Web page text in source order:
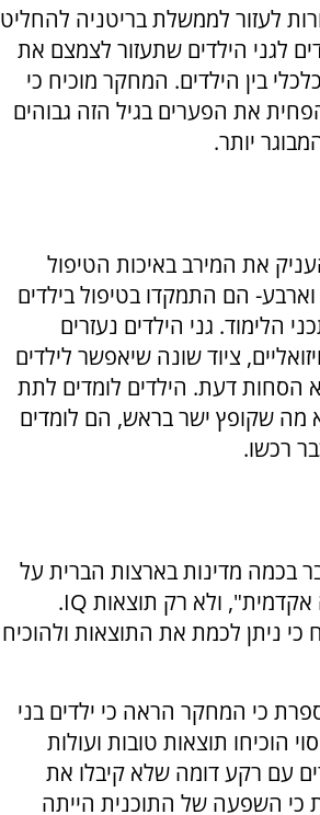
לעזור לממשלת בריטניה להחליט
לגני הילדים שתעזור לצמצם את
בין הילדים. המחקר מוכיח כי
את הפערים בגיל הזה גבוהים
יותר.
את המירב באיכות הטיפול
וארבע- הם התמקדו בטיפול בילדים
הלימוד. גני הילדים נעזרים
ציוד שונה שיאפשר לילדים
הסחות דעת. הילדים לומדים לתת
מה שקופץ ישר בראש, הם לומדים
רכשו.
בכמה מדינות בארצות הברית על
מנת לשפר "הצלחה אקדמית", ולא רק תוצאות IQ.
ניתן לכמת את התוצאות ולהוכיח
כי המחקר הראה כי ילדים בני
הוכיחו תוצאות טובות ועולות
עם רקע דומה שלא קיבלו את
כי השפעה של התוכנית הייתה